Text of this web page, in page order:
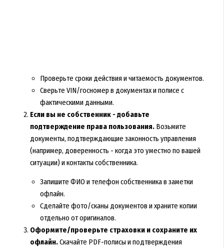
Проверьте сроки действия и читаемость документов.
Сверьте VIN/госномер в документах и полисе с
фактическими данными.
Если вы не собственник - добавьте
подтверждение права пользования.Возьмите
документы, подтверждающие законность управления
(например, доверенность - когда это уместно по вашей
ситуации) и контакты собственника.
Запишите ФИО и телефон собственника в заметки
офлайн.
Сделайте фото/сканы документов и храните копии
отдельно от оригиналов.
Оформите/проверьте страховки и сохраните их
офлайн.Скачайте PDF-полисы и подтверждения